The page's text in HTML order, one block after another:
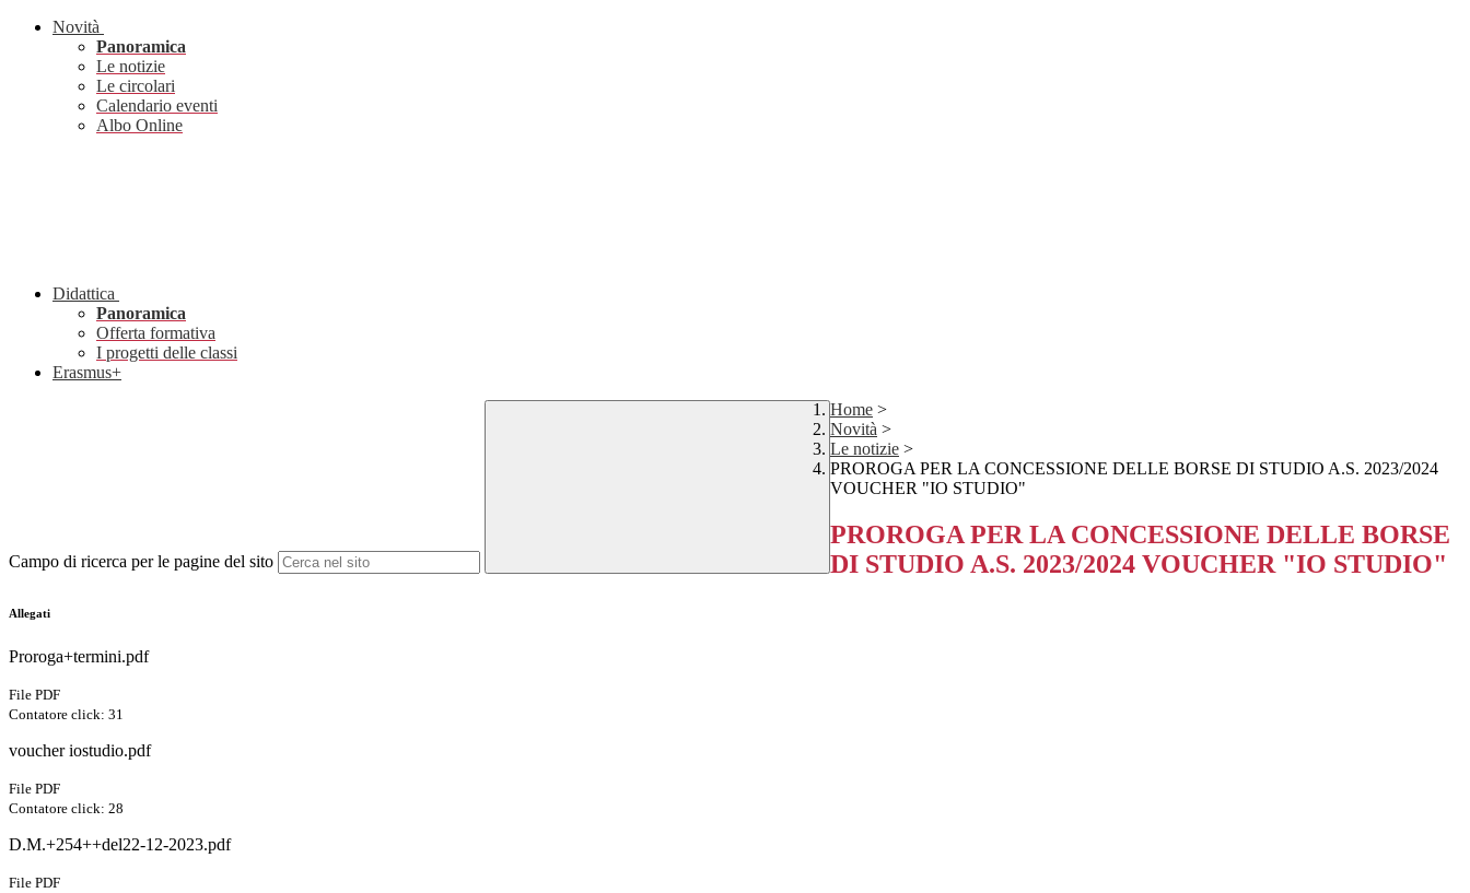
Novità
Panoramica
Le notizie
Le circolari
Calendario eventi
Albo Online
Didattica
Panoramica
Offerta formativa
I progetti delle classi
Erasmus+
Campo di ricerca per le pagine del sito
Home >
Novità >
Le notizie >
PROROGA PER LA CONCESSIONE DELLE BORSE DI STUDIO A.S. 2023/2024
VOUCHER "IO STUDIO"
PROROGA PER LA CONCESSIONE DELLE BORSE
DI STUDIO A.S. 2023/2024 VOUCHER "IO STUDIO"
Allegati
Proroga+termini.pdf
File PDF
Contatore click: 31
voucher iostudio.pdf
File PDF
Contatore click: 28
D.M.+254++del22-12-2023.pdf
File PDF